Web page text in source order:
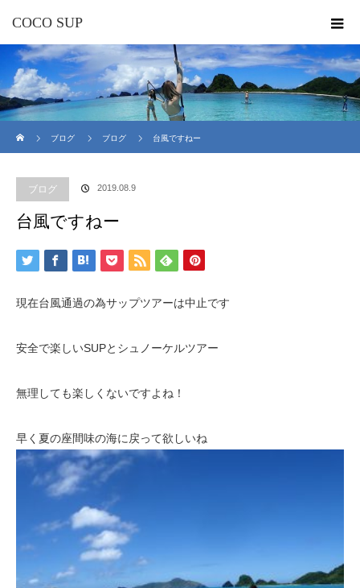
COCO SUP
ブログ
ブログ 台風ですねー
ブログ 2019.08.9
台風ですねー
現在台風通過の為サップツアーは中止です
安全で楽しいSUPとシュノーケルツアー
無理しても楽しくないですよね！
早く夏の座間味の海に戻って欲しいね